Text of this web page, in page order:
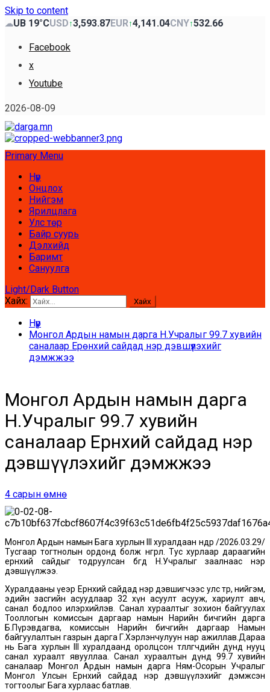
Skip to content
☁UB 19°CUSD↑3,593.87EUR↑4,141.04CNY↑532.66
Facebook
x
Youtube
2026-08-09
Primary Menu
Нүүр
Онцлох
Нийгэм
Ярилцлага
Улс төр
Байр суурь
Дэлхийд
Баримт
Сануулга
Light/Dark Button
Хайх:
Нүүр
Монгол Ардын намын дарга Н.Учралыг 99.7 хувийн
саналаар Ерөнхий сайдад нэр дэвшүүлэхийг
дэмжжээ
Монгол Ардын намын дарга
Н.Учралыг 99.7 хувийн
саналаар Ерөнхий сайдад нэр
дэвшүүлэхийг дэмжжээ
4 сарын өмнө
Монгол Ардын намын Бага хурлын III хуралдаан өнөөдөр /2026.03.29/
Тусгаар тогтнолын ордонд болж өнгөрлөө. Тус хурлаар дараагийн
ерөнхий сайдыг тодруулсан бөгөөд Н.Учралыг заалнаас нэр
дэвшүүлжээ.
Хуралдааны үеэр Ерөнхий сайдад нэр дэвшигчээс улс төр, нийгэм,
эдийн засгийн асуудлаар 32 хүн асуулт асууж, хариулт авч,
санал бодлоо илэрхийлэв. Санал хураалтыг зохион байгуулах
Тооллогын комиссын даргаар намын Нарийн бичгийн дарга
Б.Пүрэвдагва, комиссын Нарийн бичгийн даргаар Намын
байгуулалтын газрын дарга Г.Хэрлэнчулуун нар ажиллав.Дараа
нь Бага хурлын III хуралдаанд оролцсон төлөөлөгчдийн дунд нууц
санал хураалт явууллаа. Санал хураалтын дүнд 99.7 хувийн
саналаар Монгол Ардын намын дарга Ням-Осорын Учралыг
Монгол Улсын Ерөнхий сайдад нэр дэвшүүлэхийг дэмжсэн
тогтоолыг Бага хурлаас батлав.